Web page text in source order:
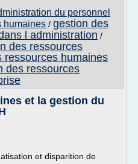
du personnel
humaines / gestion des
l administration /
des ressources
ressources humaines
des ressources
et la gestion du
et disparition de